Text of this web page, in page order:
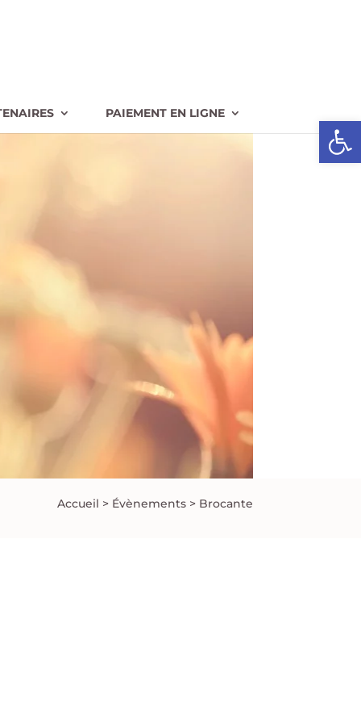
Ouvrir
PAIEMENT EN LIGNE
Accueil > Évènements> Brocante